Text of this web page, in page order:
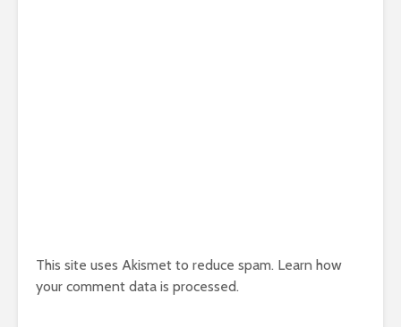
This site uses Akismet to reduce spam. Learn how
your comment data is processed.